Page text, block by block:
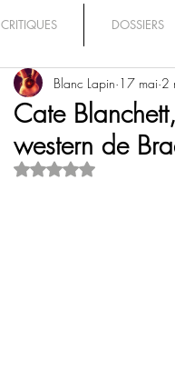
CRITIQUES DOSSIERS
Cate
western de
Blanc Lapin 17 mai 2
Noté NaN étoiles sur